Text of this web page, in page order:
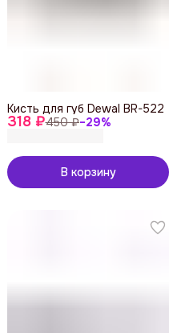
318 ₽450 ₽−29%
Кисть для губ Dewal BR-522
В корзину